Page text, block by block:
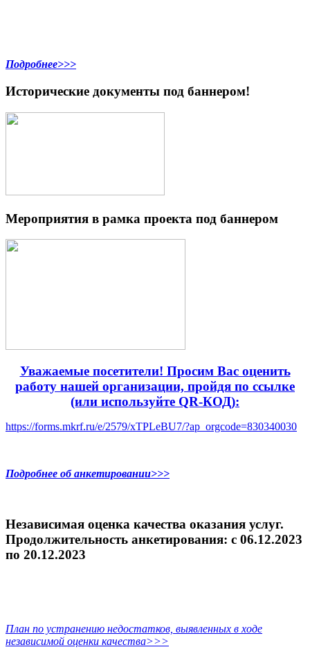
Подробнее>>>
Исторические документы под баннером!
Мероприятия в рамка проекта под баннером
Уважаемые посетители! Просим Вас оценить
работу нашей организации, пройдя по ссылке
(или используйте QR-КОД):
https://forms.mkrf.ru/e/2579/xTPLeBU7/?ap_orgcode=830340030
Подробнее об анкетировании>>>
Независимая оценка качества оказания услуг.
Продолжительность анкетирования: c 06.12.2023
по 20.12.2023
План по устранению недостатков, выявленных в ходе
независимой оценки качества>>>